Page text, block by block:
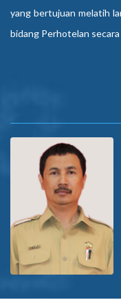
yang bertujuan melatih
bidang Perhotelan